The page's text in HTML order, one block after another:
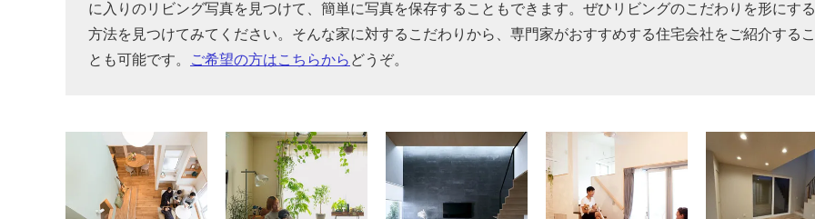
に入りのリビング写真を見つけて、簡単に写真を保存することもできます。ぜひリビングのこだわりを形にする
方法を見つけてみてください。そんな家に対するこだわりから、専門家がおすすめする住宅会社をご紹介するこ
とも可能です。
ご希望の方はこちらから どうぞ。